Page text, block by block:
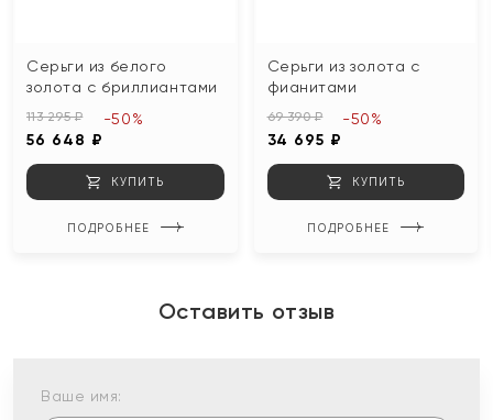
Серьги из белого
золота с бриллиантами
113 295 ₽
56 648 ₽
-50%
КУПИТЬ
ПОДРОБНЕЕ
Серьги из золота с
фианитами
69 390 ₽
34 695 ₽
-50%
КУПИТЬ
ПОДРОБНЕЕ
Оставить отзыв
Ваше имя: